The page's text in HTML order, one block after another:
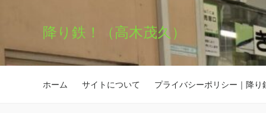
降り鉄！（高木茂久）
ホーム サイトについて プライバシーポリシー｜降り